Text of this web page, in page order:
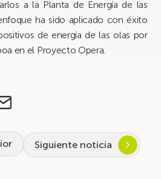
a la Planta de Energía de las
ha sido aplicado con éxito
de energía de las olas por
en el Proyecto Opera.
Siguiente noticia